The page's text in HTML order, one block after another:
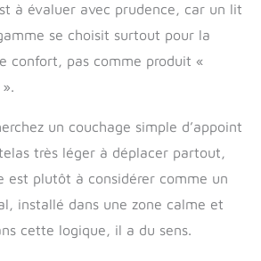
à évaluer avec prudence, car un lit
se choisit surtout pour la
confort, pas comme produit «
un couchage simple d’appoint
très léger à déplacer partout,
est plutôt à considérer comme un
installé dans une zone calme et
cette logique, il a du sens.